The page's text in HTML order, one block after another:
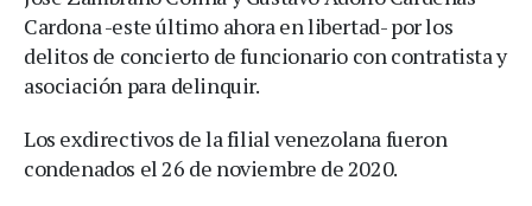
Cardona -este último ahora en libertad- por los
delitos de concierto de funcionario con contratista y
asociación para delinquir.
Los exdirectivos de la filial venezolana fueron
condenados el 26 de noviembre de 2020.